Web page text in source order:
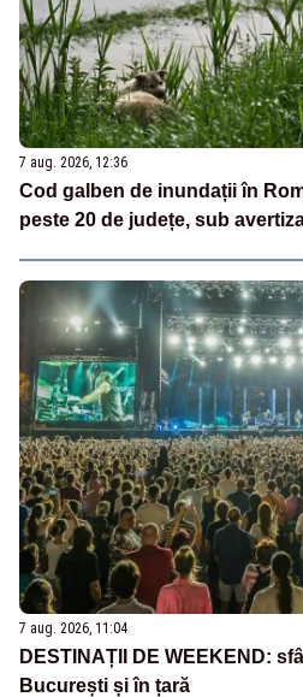
7 aug. 2026, 12:36
Cod galben de inundații în
peste 20 de județe, sub
7 aug. 2026, 11:04
DESTINAȚII DE WEEKEND:
București și în țară